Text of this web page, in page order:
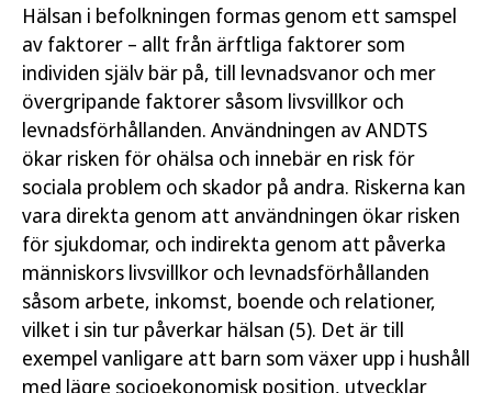
Hälsan i befolkningen formas genom ett samspel
av faktorer – allt från ärftliga faktorer som
individen själv bär på, till levnadsvanor och mer
övergripande faktorer såsom livsvillkor och
levnadsförhållanden. Användningen av ANDTS
ökar risken för ohälsa och innebär en risk för
sociala problem och skador på andra. Riskerna kan
vara direkta genom att användningen ökar risken
för sjukdomar, och indirekta genom att påverka
människors livsvillkor och levnadsförhållanden
såsom arbete, inkomst, boende och relationer,
vilket i sin tur påverkar hälsan (5). Det är till
exempel vanligare att barn som växer upp i hushåll
med lägre socioekonomisk position, utvecklar